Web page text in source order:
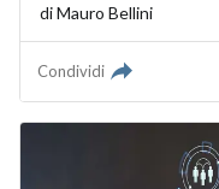
diMauro Bellini
Condividi